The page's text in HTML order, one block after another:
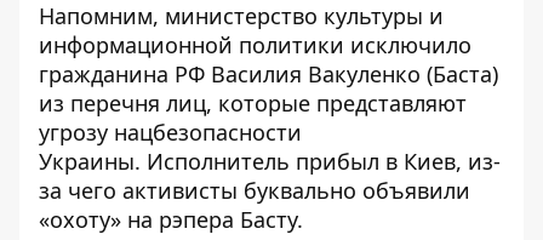
Напомним, министерство культуры и
информационной политики исключило
гражданина РФ Василия Вакуленко (Баста)
из перечня лиц, которые представляют
угрозу нацбезопасности
Украины. Исполнитель прибыл в Киев, из-
за чего активисты буквально объявили
«охоту» на рэпера Басту.